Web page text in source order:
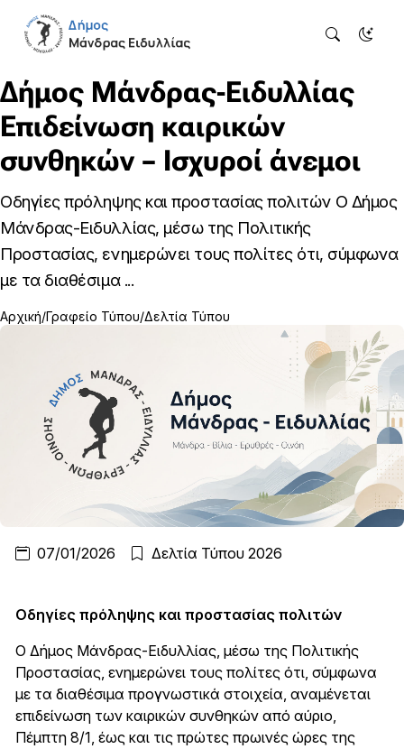
Δήμος Μάνδρας-Ειδυλλίας
Επιδείνωση καιρικών
συνθηκών – Ισχυροί άνεμοι
Οδηγίες πρόληψης και προστασίας πολιτών Ο Δήμος
Μάνδρας-Ειδυλλίας, μέσω της Πολιτικής
Προστασίας, ενημερώνει τους πολίτες ότι, σύμφωνα
με τα διαθέσιμα ...
Αρχική Γραφείο Τύπου Δελτία Τύπου
07/01/2026 Δελτία Τύπου 2026
Οδηγίες πρόληψης και προστασίας πολιτών
Ο Δήμος Μάνδρας-Ειδυλλίας, μέσω της Πολιτικής
Προστασίας, ενημερώνει τους πολίτες ότι, σύμφωνα
με τα διαθέσιμα προγνωστικά στοιχεία, αναμένεται
επιδείνωση των καιρικών συνθηκών από αύριο,
Πέμπτη 8/1, έως και τις πρώτες πρωινές ώρες της